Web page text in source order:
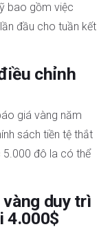
bao gồm việc
đầu cho tuần kết
chỉnh
giá vàng năm
sách tiền tệ thắt
5.000 đô la có thể
vàng duy trì
4.000$